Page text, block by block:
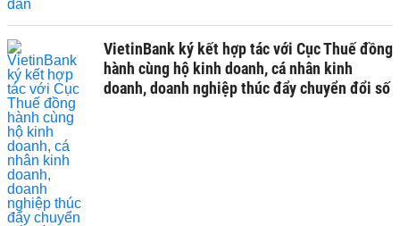
VietinBank ký kết hợp tác với Cục Thuế đồng
hành cùng hộ kinh doanh, cá nhân kinh
doanh, doanh nghiệp thúc đẩy chuyển đổi số